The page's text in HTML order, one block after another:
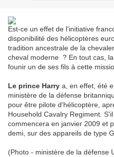
Est-ce un effet de l'initiative
disponibilité des hélicoptères
tradition ancestrale de la
cheval moderne ? En tout cas,
founir un de ses fils à cette
Le prince Harry a, en effet, été
ministère de la défense
pour être pilote d'hélicoptère,
Household Cavalry Regiment.
commencera en janvier 2009 et
demi, sur des appareils de type
(Photo - ministère de la défense